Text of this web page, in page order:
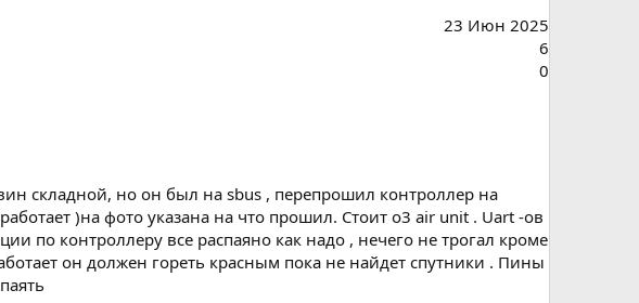
23 Июн 2025
6
0
складной, но он был на sbus , перепрошил контроллер на
)на фото указана на что прошил. Стоит o3 air unit . Uart -ов
по контроллеру все распаяно как надо , нечего не трогал кроме
он должен гореть красным пока не найдет спутники . Пины